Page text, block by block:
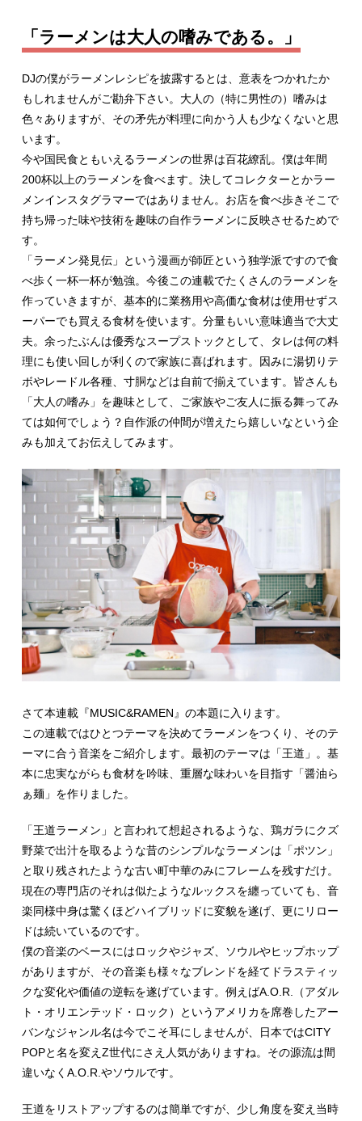
「ラーメンは大人の嗜みである。」
DJの僕がラーメンレシピを披露するとは、意表をつかれたか
もしれませんがご勘弁下さい。大人の（特に男性の）嗜みは
色々ありますが、その矛先が料理に向かう人も少なくないと思
います。
今や国民食ともいえるラーメンの世界は百花繚乱。僕は年間
200杯以上のラーメンを食べます。決してコレクターとかラー
メンインスタグラマーではありません。お店を食べ歩きそこで
持ち帰った味や技術を趣味の自作ラーメンに反映させるためで
す。
「ラーメン発見伝」という漫画が師匠という独学派ですので食
べ歩く一杯一杯が勉強。今後この連載でたくさんのラーメンを
作っていきますが、基本的に業務用や高価な食材は使用せずス
ーパーでも買える食材を使います。分量もいい意味適当で大丈
夫。余ったぶんは優秀なスープストックとして、タレは何の料
理にも使い回しが利くので家族に喜ばれます。因みに湯切りテ
ボやレードル各種、寸胴などは自前で揃えています。皆さんも
「大人の嗜み」を趣味として、ご家族やご友人に振る舞ってみ
ては如何でしょう？自作派の仲間が増えたら嬉しいなという企
みも加えてお伝えしてみます。
さて本連載『MUSIC&RAMEN』の本題に入ります。
この連載ではひとつテーマを決めてラーメンをつくり、そのテ
ーマに合う音楽をご紹介します。最初のテーマは「王道」。基
本に忠実ながらも食材を吟味、重層な味わいを目指す「醤油ら
ぁ麺」を作りました。
「王道ラーメン」と言われて想起されるような、鶏ガラにクズ
野菜で出汁を取るような昔のシンプルなラーメンは「ポツン」
と取り残されたような古い町中華のみにフレームを残すだけ。
現在の専門店のそれは似たようなルックスを纏っていても、音
楽同様中身は驚くほどハイブリッドに変貌を遂げ、更にリロー
ドは続いているのです。
僕の音楽のベースにはロックやジャズ、ソウルやヒップホップ
がありますが、その音楽も様々なブレンドを経てドラスティッ
クな変化や価値の逆転を遂げています。例えばA.O.R.（アダル
ト・オリエンテッド・ロック）というアメリカを席巻したアー
バンなジャンル名は今でこそ耳にしませんが、日本ではCITY
POPと名を変えZ世代にさえ人気がありますね。その源流は間
違いなくA.O.R.やソウルです。
王道をリストアップするのは簡単ですが、少し角度を変え当時